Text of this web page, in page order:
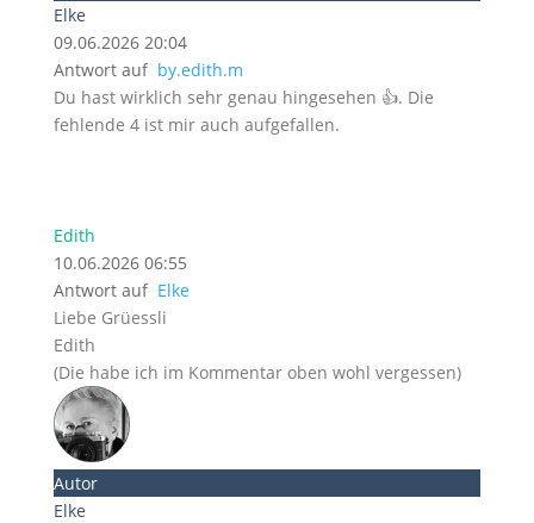
Elke
09.06.2026 20:04
Antwort auf by.edith.m
Du hast wirklich sehr genau hingesehen 👍. Die
fehlende 4 ist mir auch aufgefallen.
Edith
10.06.2026 06:55
Antwort auf Elke
Liebe Grüessli
Edith
(Die habe ich im Kommentar oben wohl vergessen)
Autor
Elke